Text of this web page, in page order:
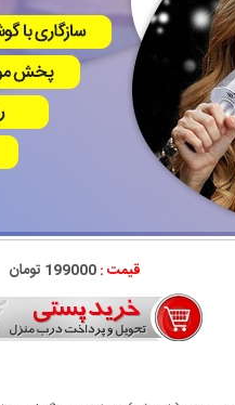
قیمت :199000 تومان